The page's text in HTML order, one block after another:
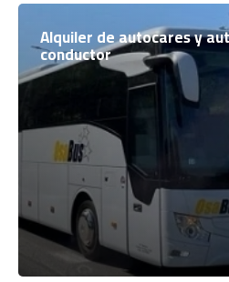
Alquiler de autocares y
conductor